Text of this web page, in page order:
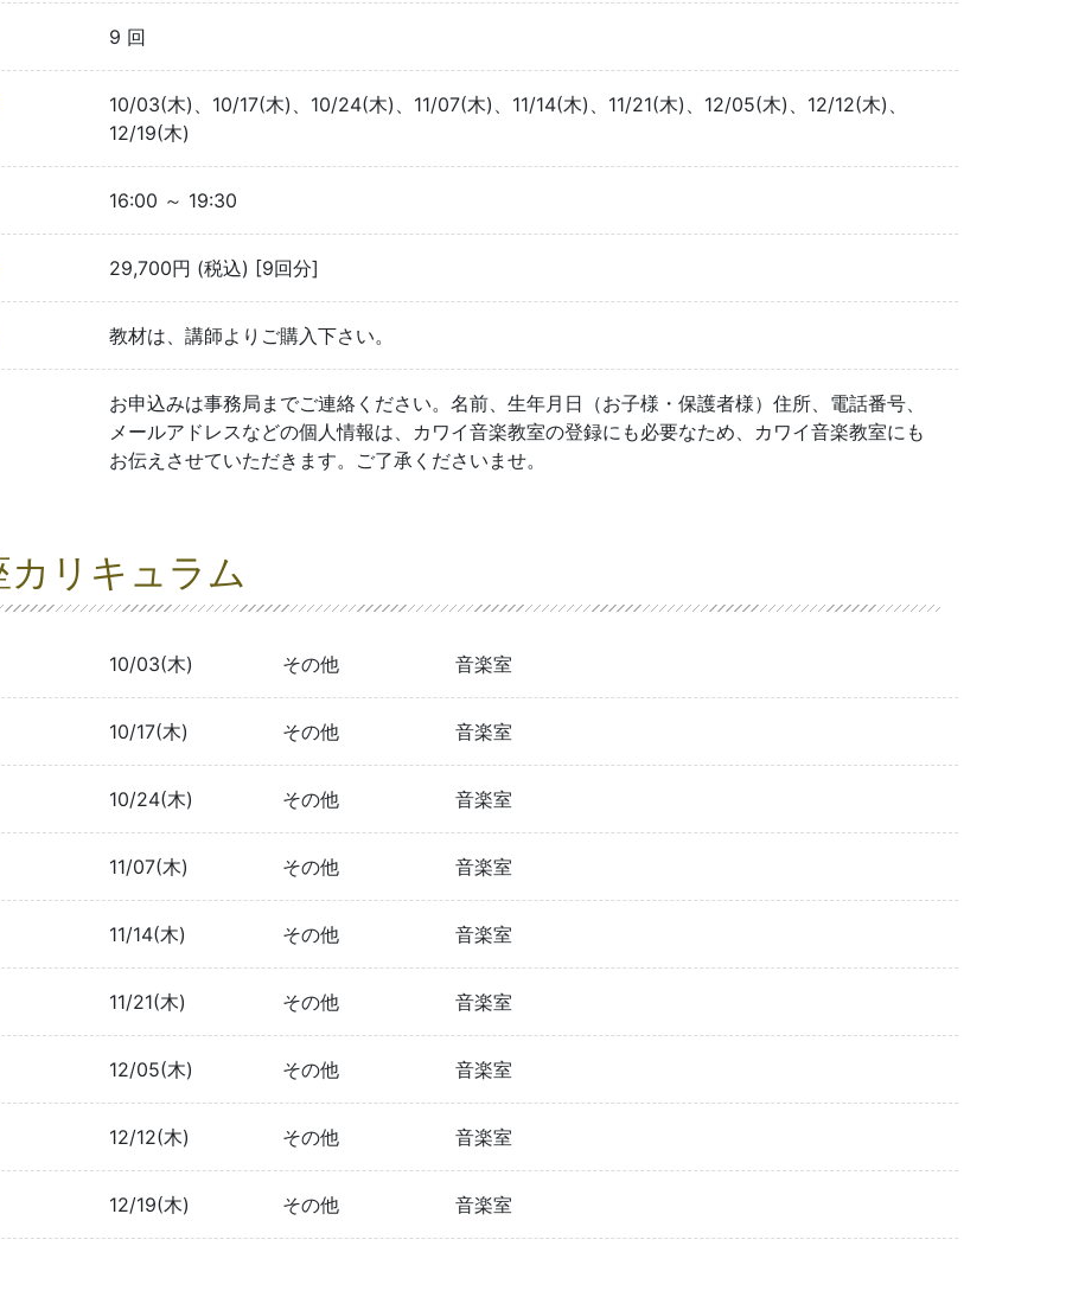
9 回
10/03(木)、10/17(木)、10/24(木)、11/07(木)、11/14(木)、11/21(木)、12/05(木)、12/12(木)、
12/19(木)
16:00 ～ 19:30
29,700円 (税込) [9回分]
教材は、講師よりご購入下さい。
お申込みは事務局までご連絡ください。名前、生年月日（お子様・保護者様）住所、電話番号、
メールアドレスなどの個人情報は、カワイ音楽教室の登録にも必要なため、カワイ音楽教室にも
お伝えさせていただきます。ご了承くださいませ。
カリキュラム
10/03(木) その他 音楽室
10/17(木) その他 音楽室
10/24(木) その他 音楽室
11/07(木) その他 音楽室
11/14(木) その他 音楽室
11/21(木) その他 音楽室
12/05(木) その他 音楽室
12/12(木) その他 音楽室
12/19(木) その他 音楽室